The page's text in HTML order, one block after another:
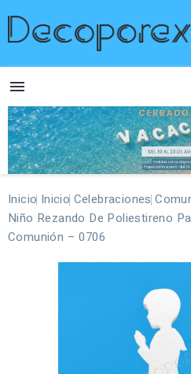

Inicio Inicio Celebraciones
Niño Rezando De Poliestireno
Comunión – 0706